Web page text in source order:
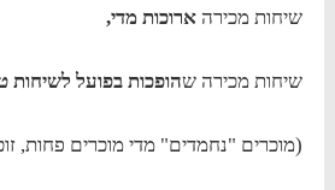
שיחות מכירהארוכות מדי,
שיחות מכירה שהופכות בפועל לשיחות
(מוכרים "נחמדים" מדי מוכרים פחות,